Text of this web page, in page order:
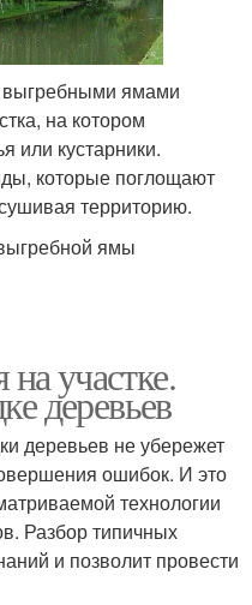
ямами
на котором
или кустарники.
которые поглощают
территорию.
ямы
участке.
деревьев
деревьев не убережет
ошибок. И это
технологии
Разбор типичных
и позволит провести